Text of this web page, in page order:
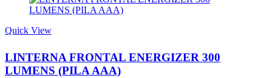
Quick View
LINTERNA FRONTAL ENERGIZER 300
LUMENS (PILA AAA)